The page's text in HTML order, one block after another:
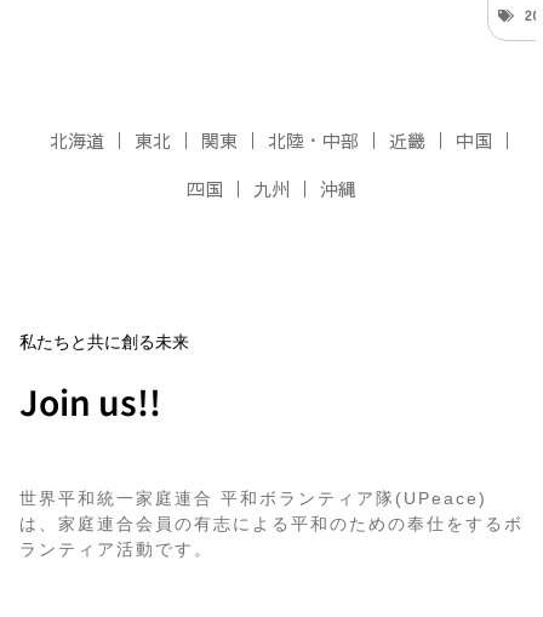
北海道 東北 関東 北陸・中部 近畿
中国
四国
九州 沖縄
私たちと共に創る未来
Join us!!
世界平和統一家庭連合 平和ボランティア隊(UPeace)
は、家庭連合会員の有志による平和のための奉仕をするボ
ランティア活動です。